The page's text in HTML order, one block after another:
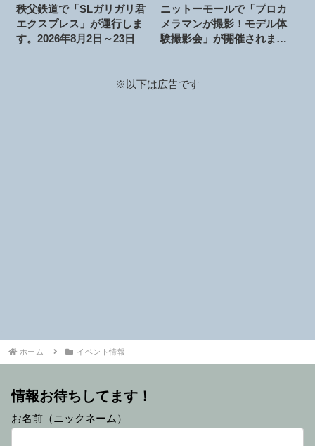
秩父鉄道で「SLガリガリ君
エクスプレス」が運行しま
す。2026年8月2日～23日
ニットーモールで「プロカ
メラマンが撮影！モデル体
験撮影会」が開催されま
※以下は広告です
ホーム イベント情報
情報お待ちしてます！
お名前（ニックネーム）